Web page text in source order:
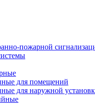
пожарной
для помещений
для наружной